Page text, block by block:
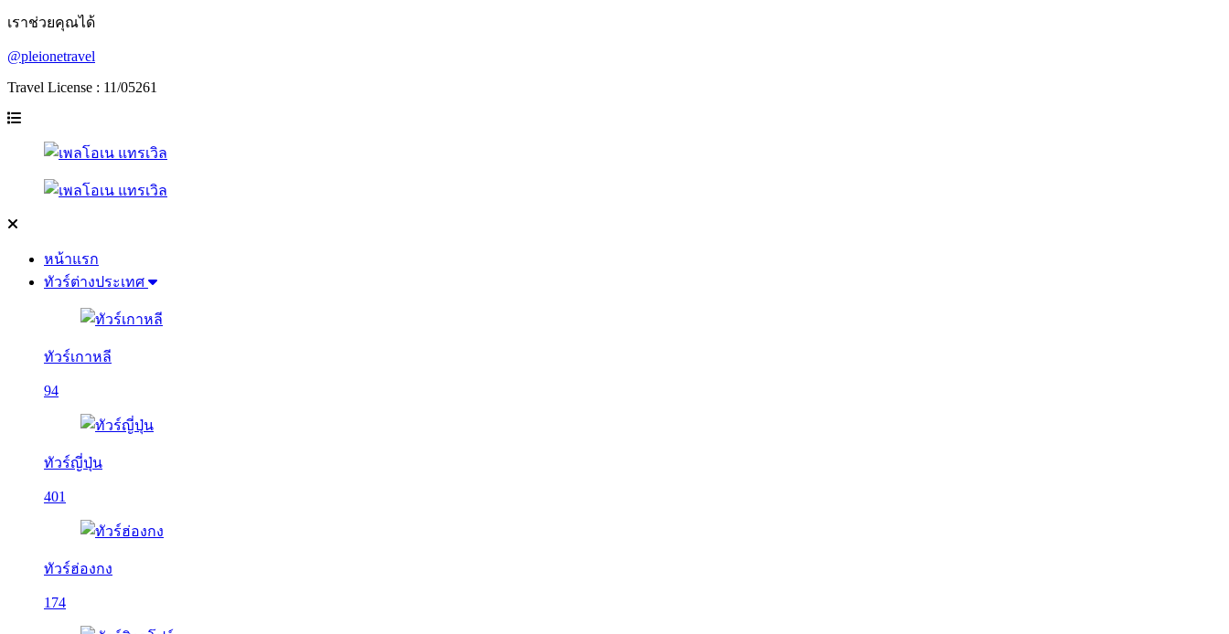
เราช่วยคุณได้
@pleionetravel
Travel License : 11/05261
หน้าแรก
ทัวร์ต่างประเทศ
ทัวร์เกาหลี
94
ทัวร์ญี่ปุ่น
401
ทัวร์ฮ่องกง
174